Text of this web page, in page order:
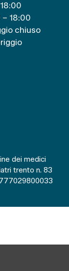
18:00
chiuso
dei medici
trento n. 83